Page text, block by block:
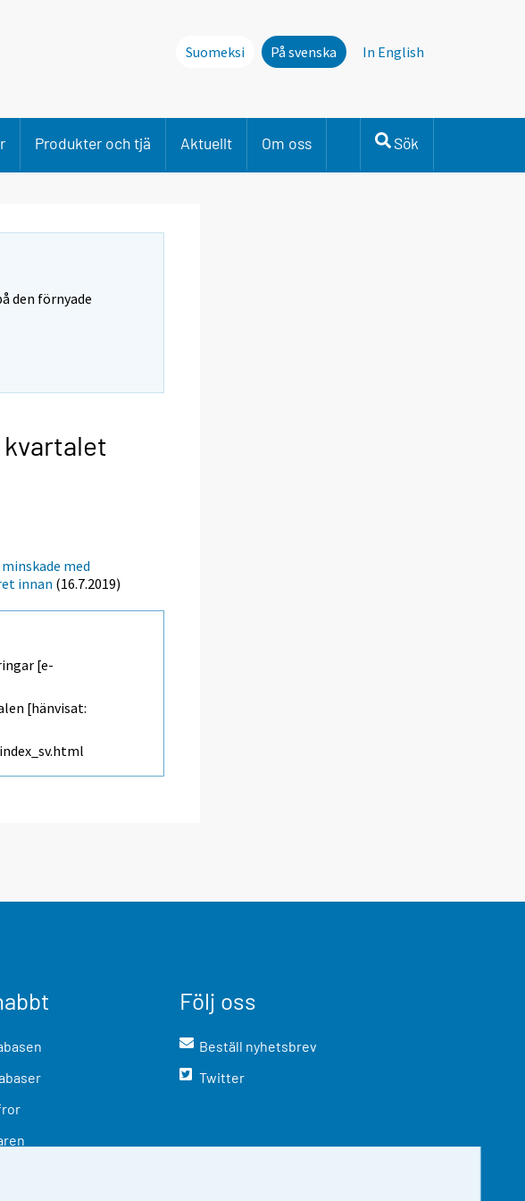
Suomeksi På svenska In English
Produkter och tjä Aktuellt Om oss Sök
den förnyade
med
innan (16.7.2019)
[e-
[hänvisat:
Följ oss
Beställ nyhetsbrev
Twitter